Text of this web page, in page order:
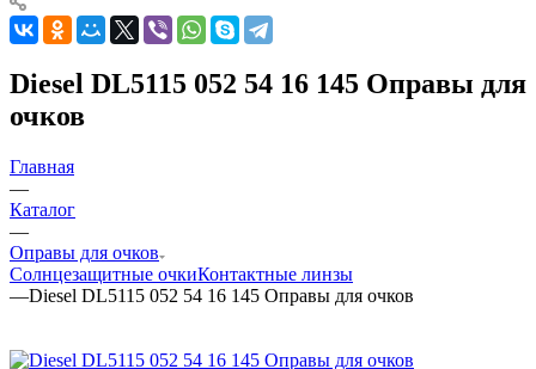
Diesel DL5115 052 54 16 145 Оправы для
очков
Главная
—
Каталог
—
Оправы для очков
Солнцезащитные очкиКонтактные линзы
—Diesel DL5115 052 54 16 145 Оправы для очков